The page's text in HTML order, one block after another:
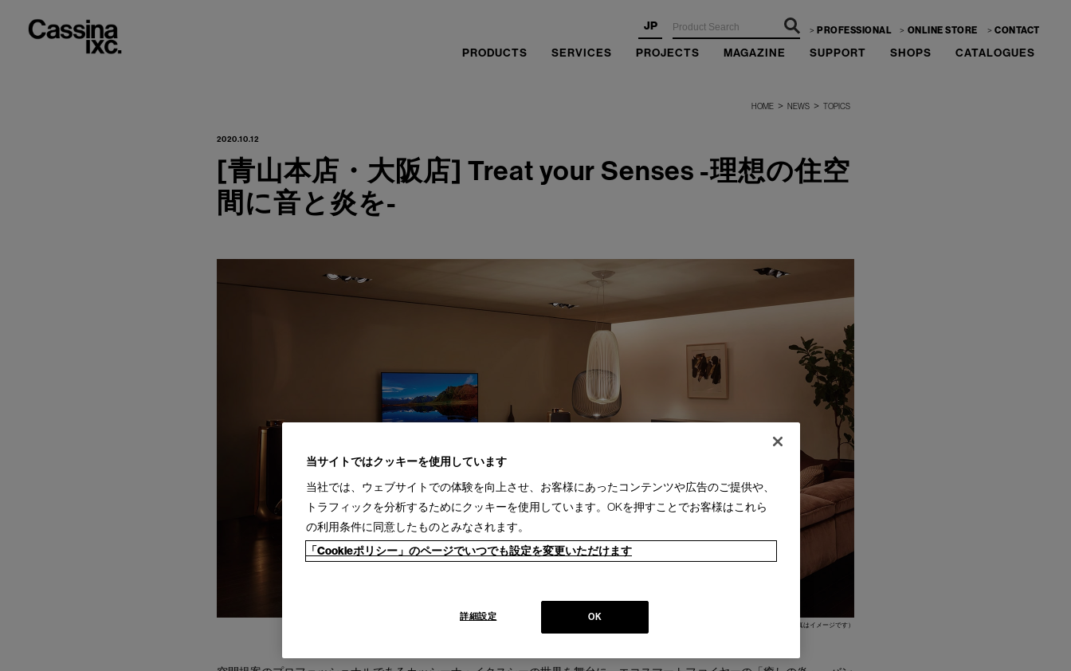
JP PROFESSIONAL ONLINE STORE CONTACT
PRODUCTS SERVICES PROJECTS MAGAZINE SUPPORT SHOPS CATALOGUES
HOME > NEWS > TOPICS
2020.10.12
[青山本店・大阪店] Treat your Senses -理想の住空
間に音と炎を-
（写真はイメージです）
当サイトではクッキーを使用しています
当社では、ウェブサイトでの体験を向上させ、お客様にあったコンテンツや広告のご提供や、
トラフィックを分析するためにクッキーを使用しています。OKを押すことでお客様はこれら
の利用条件に同意したものとみなされます。
「Cookieポリシー」のページでいつでも設定を変更いただけます
OK
詳細設定